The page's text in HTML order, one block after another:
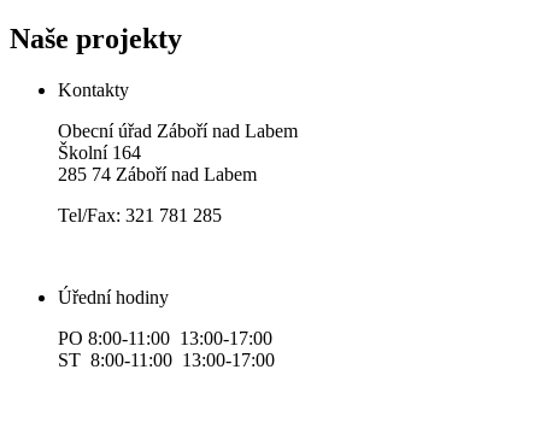
Naše projekty
Kontakty
Obecní úřad Záboří nad Labem
Školní 164
285 74 Záboří nad Labem
Tel/Fax: 321 781 285
Úřední hodiny
PO 8:00-11:00 13:00-17:00
ST 8:00-11:00 13:00-17:00